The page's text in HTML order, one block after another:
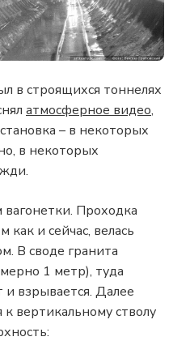
в строящихся тоннелях
атмосферное видео,
– в некоторых
в некоторых
Проходка
как и сейчас, велась
В своде гранита
1 метр), туда
и взрывается. Далее
вертикальному стволу